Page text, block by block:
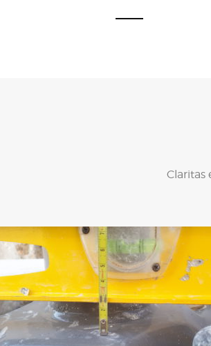
Claritas
Création objets
sur mesure
Objets décoratifs